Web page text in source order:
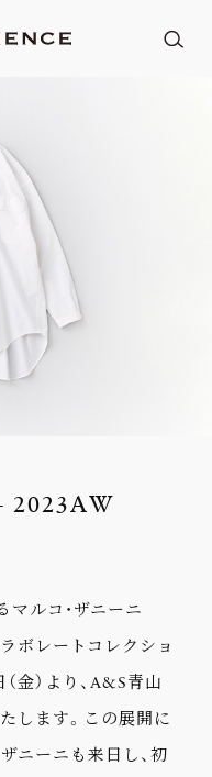
ルコ・ザニーニ
ボレートコレクショ
金）より、A&S青山
します。この展開に
ニーニも来日し、初